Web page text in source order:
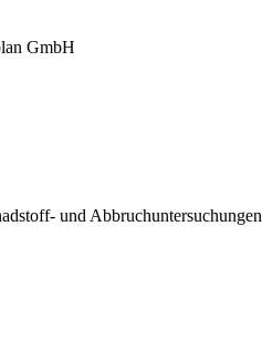
GmbH
und Abbruchuntersuchungen